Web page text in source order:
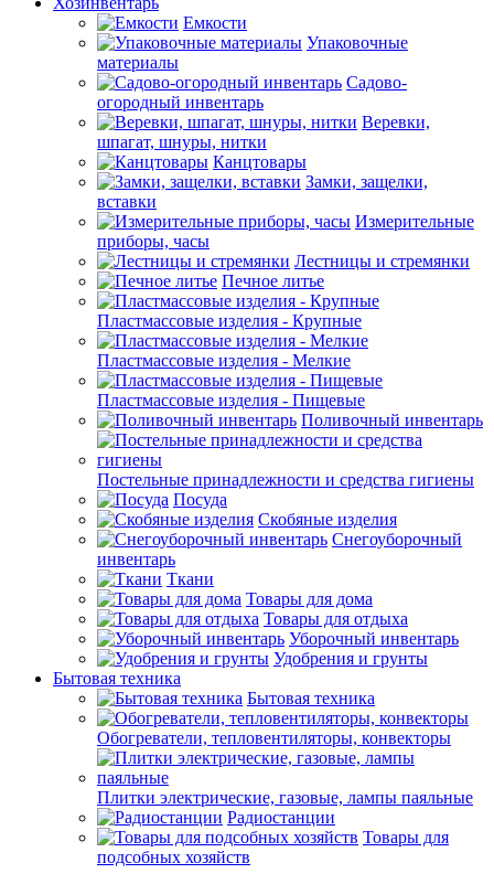
Емкости
Упаковочные
материалы
Садово-
огородный инвентарь
Веревки,
шпагат, шнуры, нитки
Канцтовары
Замки, защелки,
вставки
Измерительные
приборы, часы
Лестницы и стремянки
Печное литье
Пластмассовые изделия - Крупные
Пластмассовые изделия - Мелкие
Пластмассовые изделия - Пищевые
Поливочный инвентарь
Постельные принадлежности и средства гигиены
Посуда
Скобяные изделия
Снегоуборочный
инвентарь
Ткани
Товары для дома
Товары для отдыха
Уборочный инвентарь
Удобрения и грунты
Бытовая техника
Бытовая техника
Обогреватели, тепловентиляторы, конвекторы
Плитки электрические, газовые, лампы паяльные
Радиостанции
Товары для
подсобных хозяйств